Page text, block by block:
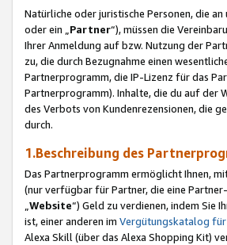
Natürliche oder juristische Personen, die
oder ein „Partner“), müssen die
Ihrer Anmeldung auf bzw. Nutzung der
zu, die durch Bezugnahme einen
Partnerprogramm, die IP-Lizenz für das
Partnerprogramm). Inhalte, die du auf der
des Verbots von Kundenrezensionen, die
durch.
1.Beschreibung des
Das Partnerprogramm ermöglicht Ihnen,
(nur verfügbar für Partner, die eine
Website“) Geld zu verdienen, indem Sie
ist, einer anderen im Vergütungskatalog
Alexa Skill (über das Alexa Shopping Kit)